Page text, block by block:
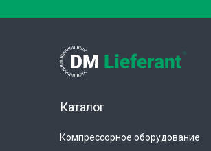
Каталог
Компрессорное оборудование